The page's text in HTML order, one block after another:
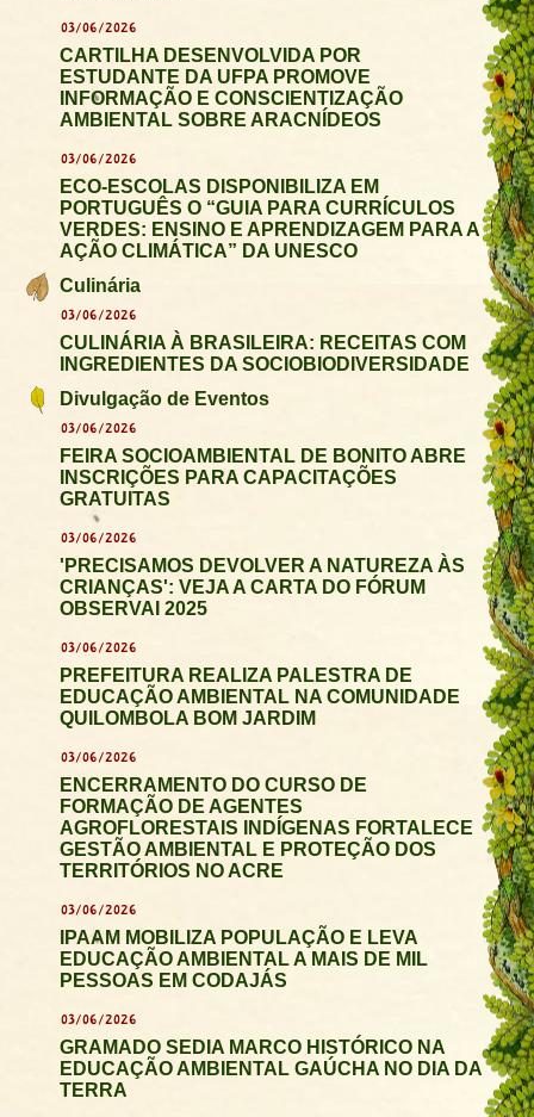
03/06/2026
CARTILHA DESENVOLVIDA POR
ESTUDANTE DA UFPA PROMOVE
INFORMAÇÃO E CONSCIENTIZAÇÃO
AMBIENTAL SOBRE ARACNÍDEOS
03/06/2026
ECO-ESCOLAS DISPONIBILIZA EM
PORTUGUÊS O “GUIA PARA CURRÍCULOS
VERDES: ENSINO E APRENDIZAGEM PARA A
AÇÃO CLIMÁTICA” DA UNESCO
Culinária
03/06/2026
CULINÁRIA À BRASILEIRA: RECEITAS COM
INGREDIENTES DA SOCIOBIODIVERSIDADE
Divulgação de Eventos
03/06/2026
FEIRA SOCIOAMBIENTAL DE BONITO ABRE
INSCRIÇÕES PARA CAPACITAÇÕES
GRATUITAS
03/06/2026
'PRECISAMOS DEVOLVER A NATUREZA ÀS
CRIANÇAS': VEJA A CARTA DO FÓRUM
OBSERVAI 2025
03/06/2026
PREFEITURA REALIZA PALESTRA DE
EDUCAÇÃO AMBIENTAL NA COMUNIDADE
QUILOMBOLA BOM JARDIM
03/06/2026
ENCERRAMENTO DO CURSO DE
FORMAÇÃO DE AGENTES
AGROFLORESTAIS INDÍGENAS FORTALECE
GESTÃO AMBIENTAL E PROTEÇÃO DOS
TERRITÓRIOS NO ACRE
03/06/2026
IPAAM MOBILIZA POPULAÇÃO E LEVA
EDUCAÇÃO AMBIENTAL A MAIS DE MIL
PESSOAS EM CODAJÁS
03/06/2026
GRAMADO SEDIA MARCO HISTÓRICO NA
EDUCAÇÃO AMBIENTAL GAÚCHA NO DIA DA
TERRA